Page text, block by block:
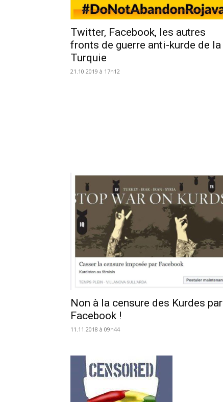
Twitter, Facebook, les autres
fronts de guerre anti-kurde de la
Turquie
21.10.2019 à 17h12
Non à la censure des Kurdes par
Facebook !
11.11.2018 à 09h44